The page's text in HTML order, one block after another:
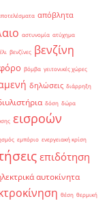
απόβλητα
αστυνομία ατύχημα
βενζίνες βενζίνη
βόμβα γειτονικές χώρες
δηλώσεις διάρρηξη
δόση δώρα
εισροών
εμπόριο ενεργειακή κρίση
επιδότηση
αυτοκίνητα
θέση θερμική